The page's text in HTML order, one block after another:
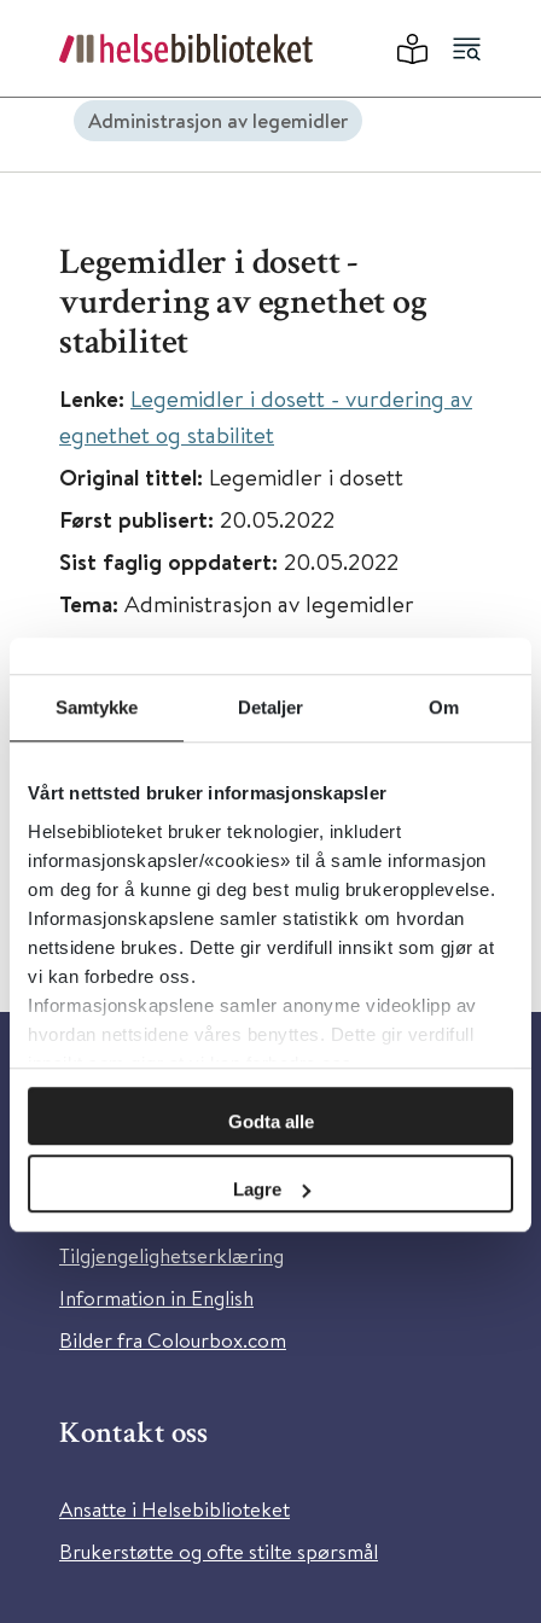
Samtykke Detaljer Om
Vårt nettsted bruker informasjonskapsler
Helsebiblioteket bruker teknologier, inkludert
informasjonskapsler/«cookies» til å samle informasjon
om deg for å kunne gi deg best mulig brukeropplevelse.
Informasjonskapslene samler statistikk om hvordan
nettsidene brukes. Dette gir verdifull innsikt som gjør at
vi kan forbedre oss.
Informasjonskapslene samler anonyme videoklipp av
hvordan nettsidene våres benyttes. Dette gir verdifull
innsikt som gjør at vi kan forbedre oss.
Godta alle
Lagre
Administrasjon av legemidler
Legemidler i dosett -
vurdering av egnethet og
stabilitet
Lenke: Legemidler i dosett - vurdering av
egnethet og stabilitet
Original tittel: Legemidler i dosett
Først publisert: 20.05.2022
Sist faglig oppdatert: 20.05.2022
Tema: Administrasjon av legemidler
Språk:Norsk
Om oss
Personvern og informasjonskapsler
Tilgjengelighetserklæring
Information in English
Bilder fra Colourbox.com
Kontakt oss
Ansatte i Helsebiblioteket
Brukerstøtte og ofte stilte spørsmål